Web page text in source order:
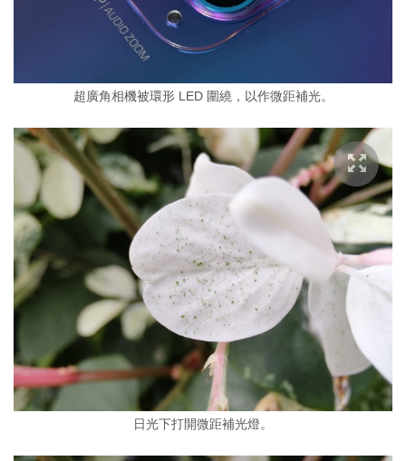
超廣角相機被環形 LED 圍繞，以作微距補光。
日光下打開微距補光燈。